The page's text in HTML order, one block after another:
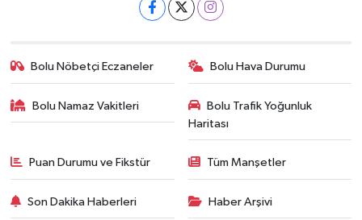
Bolu Nöbetçi Eczaneler Bolu Hava Durumu
Bolu Namaz Vakitleri
Bolu Trafik Yoğunluk
Haritası
Puan Durumu ve Fikstür Tüm Manşetler
Son Dakika Haberleri Haber Arşivi